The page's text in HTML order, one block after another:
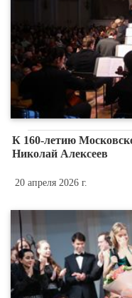
К 160-летию
Николай Алексеев
20 апреля 2026 г.